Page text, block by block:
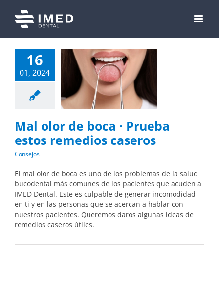
content
16
01, 2024
Mal olor de boca · Prueba
estos remedios caseros
Consejos
El mal olor de boca es uno de los problemas de la salud
bucodental más comunes de los pacientes que acuden a
IMED Dental. Este es culpable de generar incomodidad
en ti y en las personas que se acercan a hablar con
nuestros pacientes. Queremos daros algunas ideas de
remedios caseros útiles.